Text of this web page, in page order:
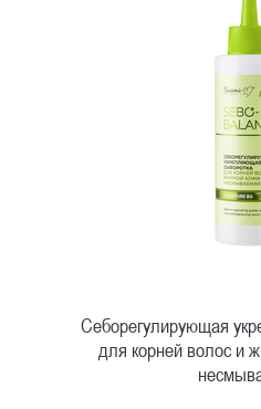
Себорегулирующая
для корней волос и